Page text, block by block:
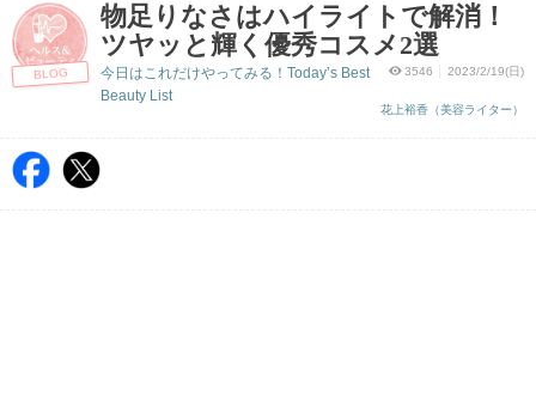
BLOG
物足りなさはハイライトで解消！
ツヤッと輝く優秀コスメ2選
3546 2023/2/19(日)
花上裕香（美容ライター）
今日はこれだけやってみる！Today’s Best
Beauty List